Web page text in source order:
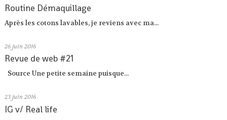
Routine Démaquillage
Après les cotons lavables, je reviens avec ma...
26 juin 2016
Revue de web #21
Source Une petite semaine puisque...
23 juin 2016
IG v/ Real life